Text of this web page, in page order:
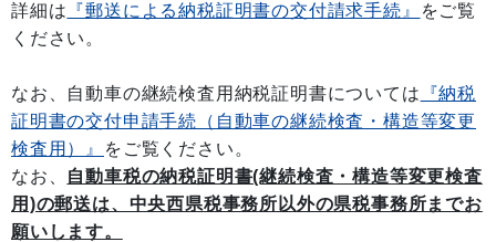
詳細は 『郵送による納税証明書の交付請求手続』
をご覧
ください。
なお、自動車の継続検査用納税証明書については 『納税
証明書の交付申請手続（自動車の継続検査・構造等変更
検査用）』
をご覧ください。
なお、 自動車税の納税証明書(継続検査・構造等変更検査
用)の郵送は、中央西県税事務所以外の県税事務所までお
願いします。